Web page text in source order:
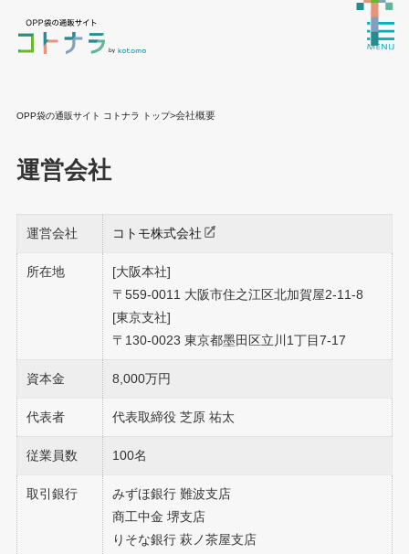
OPP袋の通販サイト コトナラ トップ>会社概要
運営会社
運営会社 コトモ株式会社
所在地
[大阪本社]
〒559-0011 大阪市住之江区北加賀屋2-11-8
[東京支社]
〒130-0023 東京都墨田区立川1丁目7-17
資本金 8,000万円
代表者 代表取締役 芝原 祐太
従業員数 100名
取引銀行
みずほ銀行 難波支店
商工中金 堺支店
りそな銀行 萩ノ茶屋支店